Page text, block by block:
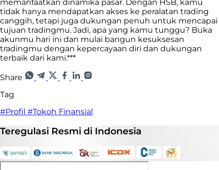
memanfaatkan dinamika pasar. Dengan HSB, kamu
tidak hanya mendapatkan akses ke peralatan trading
canggih, tetapi juga dukungan penuh untuk mencapai
tujuan tradingmu. Jadi, apa yang kamu tunggu? Buka
akunmu hari ini dan mulai bangun kesuksesan
tradingmu dengan kepercayaan diri dan dukungan
terbaik dari kami.***
Share
Tag
#Profil #Tokoh Finansial
Teregulasi Resmi di Indonesia